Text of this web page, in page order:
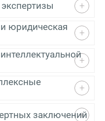
юридическая
заключений